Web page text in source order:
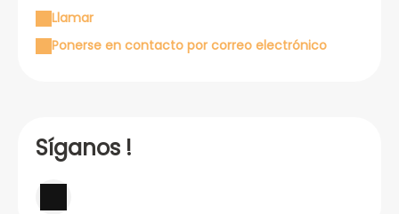
Llamar
Ponerse en contacto por correo electrónico
Síganos !